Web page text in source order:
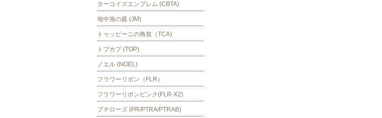
ターコイズエンブレム (CBTA)
地中海の庭 (JM)
トゥッピーニの角笛（TCA)
トプカプ (TOP)
ノエル (NOEL)
フラワーリボン（FLR）
フラワーリボンピンク(FLR-X2)
プチローズ (PR/PTRA/PTRAB)